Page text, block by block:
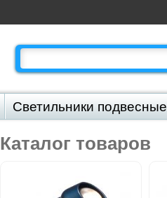
Светильники подвесные
Каталог товаров